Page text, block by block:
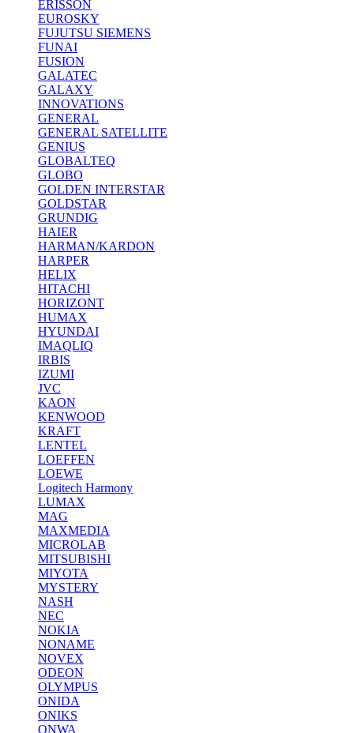
ERISSON
EUROSKY
FUJUTSU SIEMENS
FUNAI
FUSION
GALATEC
GALAXY
INNOVATIONS
GENERAL
GENERAL SATELLITE
GENIUS
GLOBALTEQ
GLOBO
GOLDEN INTERSTAR
GOLDSTAR
GRUNDIG
HAIER
HARMAN/KARDON
HARPER
HELIX
HITACHI
HORIZONT
HUMAX
HYUNDAI
IMAQLIQ
IRBIS
IZUMI
JVC
KAON
KENWOOD
KRAFT
LENTEL
LOEFFEN
LOEWE
Logitech Harmony
LUMAX
MAG
MAXMEDIA
MICROLAB
MITSUBISHI
MIYOTA
MYSTERY
NASH
NEC
NOKIA
NONAME
NOVEX
ODEON
OLYMPUS
ONIDA
ONIKS
ONWA